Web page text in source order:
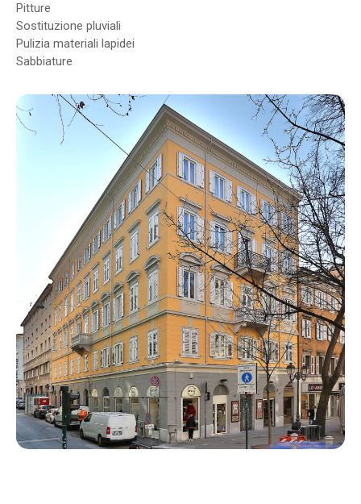
Pitture
Sostituzione pluviali
Pulizia materiali lapidei
Sabbiature